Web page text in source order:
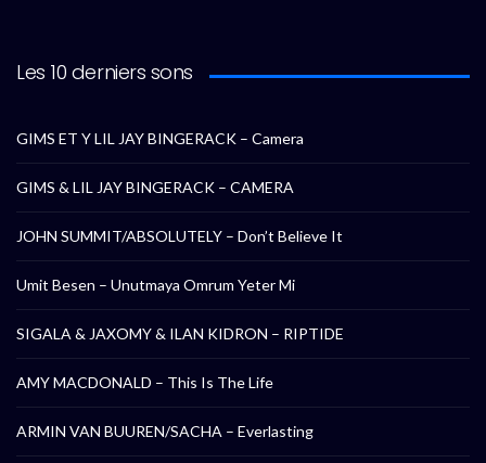
Les 10 derniers sons
GIMS ET Y LIL JAY BINGERACK – Camera
GIMS & LIL JAY BINGERACK – CAMERA
JOHN SUMMIT/ABSOLUTELY – Don’t Believe It
Umit Besen – Unutmaya Omrum Yeter Mi
SIGALA & JAXOMY & ILAN KIDRON – RIPTIDE
AMY MACDONALD – This Is The Life
ARMIN VAN BUUREN/SACHA – Everlasting